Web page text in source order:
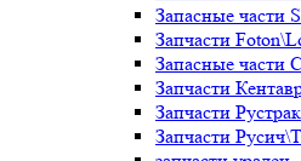
Запасные части
Запчасти
Запасные части
Запчасти
Запчасти Рустрак
Запчасти